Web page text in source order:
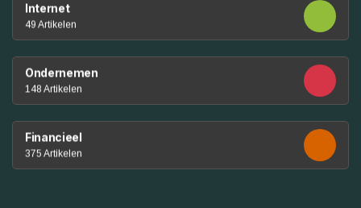
Internet
49 Artikelen
Ondernemen
148 Artikelen
Financieel
375 Artikelen